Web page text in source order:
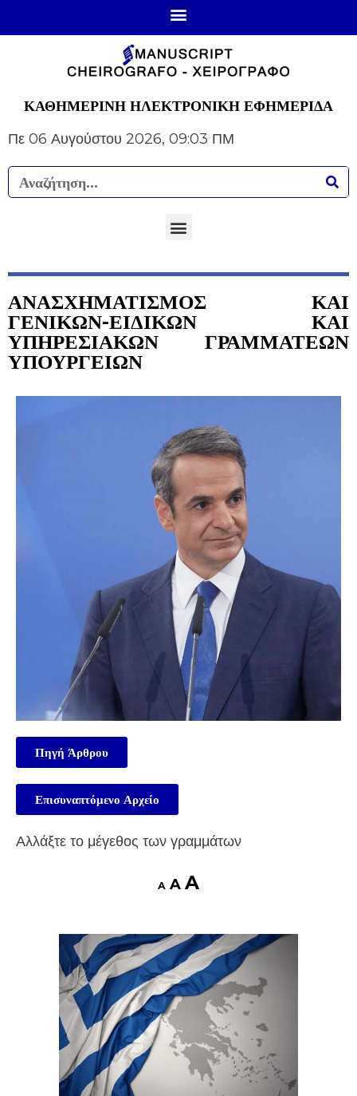
ΚΑΘΗΜΕΡΙΝΗ ΗΛΕΚΤΡΟΝΙΚΗ ΕΦΗΜΕΡΙΔΑ
Πε 06 Αυγούστου 2026, 09:03 ΠΜ
ΑΝΑΣΧΗΜΑΤΙΣΜΟΣ ΚΑΙ
ΓΕΝΙΚΩΝ-ΕΙΔΙΚΩΝ ΚΑΙ
ΥΠΗΡΕΣΙΑΚΩΝ ΓΡΑΜΜΑΤΕΩΝ
ΥΠΟΥΡΓΕΙΩΝ
Πηγή Άρθρου
Επισυναπτόμενο Αρχείο
Αλλάξτε το μέγεθος των γραμμάτων
A A A